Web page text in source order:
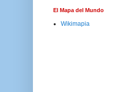
El Mapa del Mundo
Wikimapia